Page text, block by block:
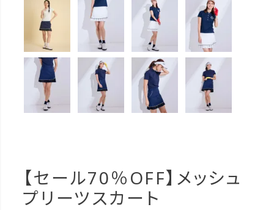
【セール70％OFF】メッシュ
プリーツスカート